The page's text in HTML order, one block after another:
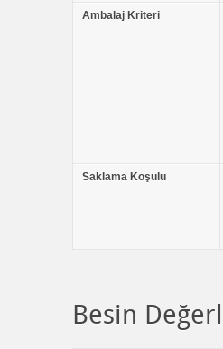
Ambalaj Kriteri
Saklama Koşulu
Besin